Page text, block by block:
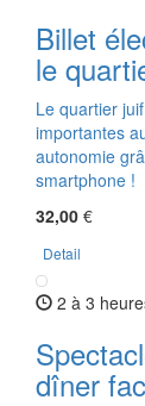
Billet
le
Le quartier
importantes
autonomie
smartphone !
32,00 €
Detail
2 à 3
dîner